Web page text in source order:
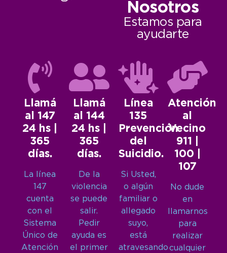
Nosotros
Estamos para
ayudarte
Llamá
al 147
24 hs |
365
días.
La línea
147
cuenta
con el
Sistema
Único de
Atención
Llamá
al 144
24 hs |
365
días.
De la
violencia
se puede
salir.
Pedir
ayuda es
el primer
Línea
135
Prevención
del
Suicidio.
Si Usted,
o algún
familiar o
allegado
suyo,
está
atravesando
Atención
al
Vecino
911 |
100 |
107
No dude
en
llamarnos
para
realizar
cualquier